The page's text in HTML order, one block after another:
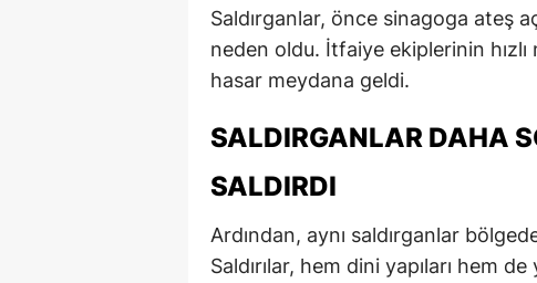
Saldırganlar, önce sinagoga ateş
neden oldu. İtfaiye ekiplerinin
hasar meydana geldi.
SALDIRGANLAR DAHA
SALDIRDI
Ardından, aynı saldırganlar
Saldırılar, hem dini yapıları hem